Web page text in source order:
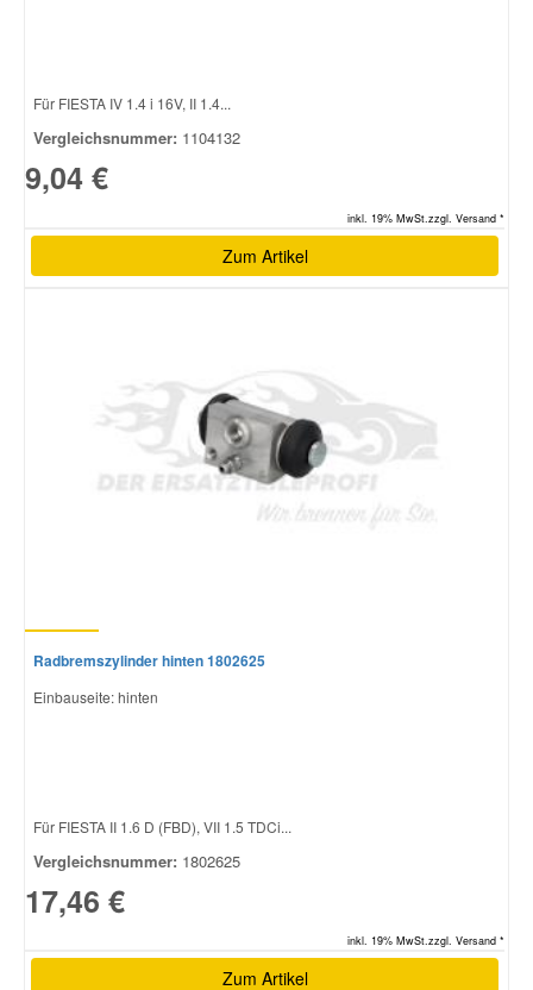
Für FIESTA IV 1.4 i 16V, II 1.4...
Vergleichsnummer: 1104132
9,04 €
inkl. 19% MwSt.zzgl. Versand *
Zum Artikel
Radbremszylinder hinten 1802625
Einbauseite: hinten
Für FIESTA II 1.6 D (FBD), VII 1.5 TDCi...
Vergleichsnummer: 1802625
17,46 €
inkl. 19% MwSt.zzgl. Versand *
Zum Artikel